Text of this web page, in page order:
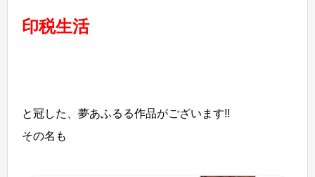
印税生活
と冠した、夢あふるる作品がございます!!
その名も